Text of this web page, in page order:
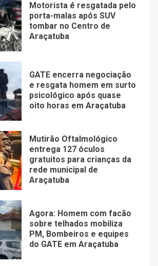
Motorista é resgatada pelo
porta-malas após SUV
tombar no Centro de
Araçatuba
GATE encerra negociação
e resgata homem em surto
psicológico após quase
oito horas em Araçatuba
Mutirão Oftalmológico
entrega 127 óculos
gratuitos para crianças da
rede municipal de
Araçatuba
Agora: Homem com facão
sobre telhados mobiliza
PM, Bombeiros e equipes
do GATE em Araçatuba